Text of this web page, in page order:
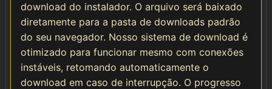
download do instalador. O arquivo será baixado
diretamente para a pasta de downloads padrão
do seu navegador. Nosso sistema de download é
otimizado para funcionar mesmo com conexões
instáveis, retomando automaticamente o
download em caso de interrupção. O progresso